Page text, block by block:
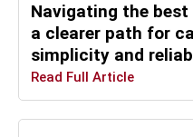
Navigating the
a clearer path for
simplicity and
Read Full Article